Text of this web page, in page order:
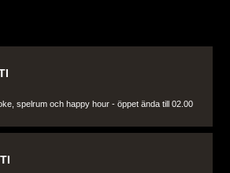
spelrum och happy hour - öppet ända till 02.00